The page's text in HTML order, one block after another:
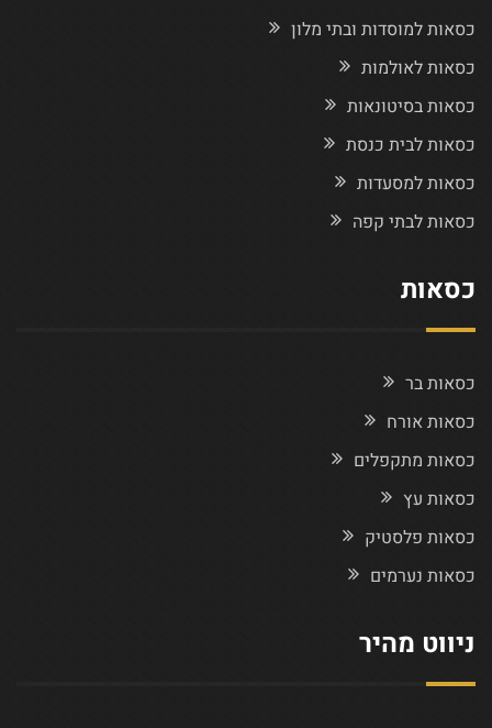
כסאות למוסדות ובתי מלון
כסאות לאולמות
כסאות בסיטונאות
כסאות לבית כנסת
כסאות למסעדות
כסאות לבתי קפה
כסאות
כסאות בר
כסאות אורח
כסאות מתקפלים
כסאות עץ
כסאות פלסטיק
כסאות נערמים
ניווט מהיר